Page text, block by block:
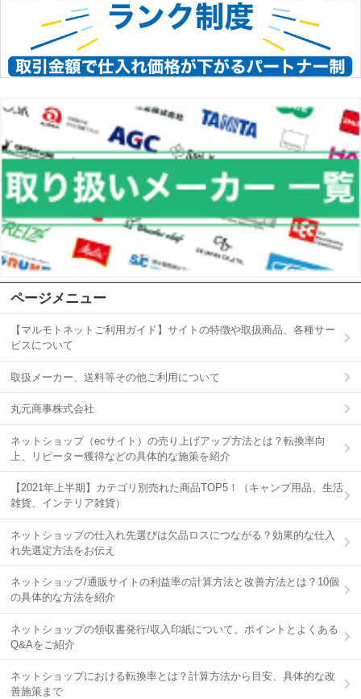
ページメニュー
【マルモトネットご利用ガイド】サイトの特徴や取扱商品、各種サー
ビスについて
取扱メーカー、送料等その他ご利用について
丸元商事株式会社
ネットショップ（ecサイト）の売り上げアップ方法とは？転換率向
上、リピーター獲得などの具体的な施策を紹介
【2021年上半期】カテゴリ別売れた商品TOP5！（キャンプ用品、生活
雑貨、インテリア雑貨）
ネットショップの仕入れ先選びは欠品ロスにつながる？効果的な仕入
れ先選定方法をお伝え
ネットショップ/通販サイトの利益率の計算方法と改善方法とは？10個
の具体的な方法を紹介
ネットショップの領収書発行/収入印紙について。ポイントとよくある
Q&Aをご紹介
ネットショップにおける転換率とは？計算方法から目安、具体的な改
善施策まで